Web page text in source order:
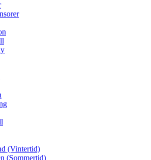
(Vintertid)
(Sommertid)